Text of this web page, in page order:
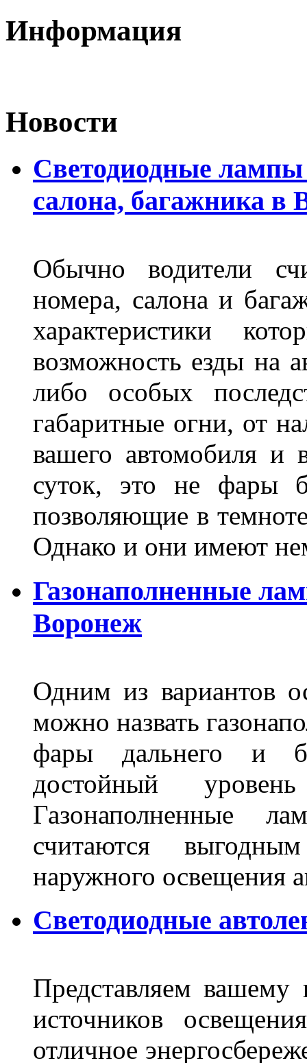
Информация
Новости
Светодиодные лампы
салона, багажника в
Обычно водители
номера, салона и
характеристики
возможность езды на
либо особых
габаритные огни, от
вашего автомобиля и
суток, это не фары
позволяющие в
Однако и они имеют
Газонаполненные
Воронеж
Одним из вариантов
можно назвать
фары дальнего и
достойный
Газонаполненные
считаются
наружного освещения
Светодиодные
Представляем
источников
отличное